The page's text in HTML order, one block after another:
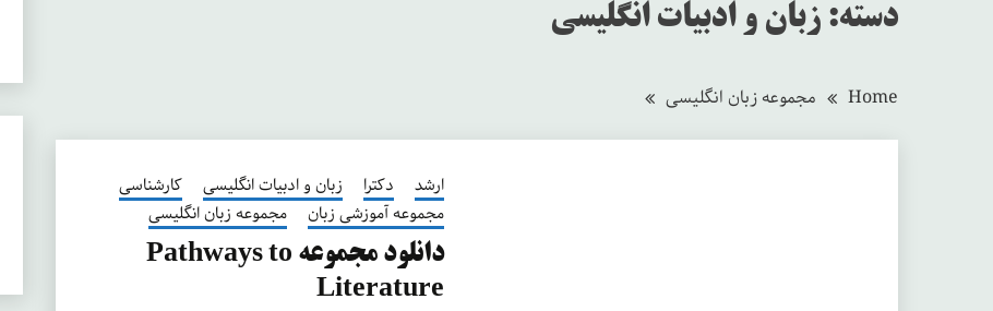
دسته: زبان و ادبیات انگلیسی
Home مجموعه زبان انگلیسی
ارشد دکترا زبان و ادبیات انگلیسی
کارشناسی
مجموعه آموزشی زبان
مجموعه زبان انگلیسی
دانلود مجموعه Pathways to
Literature